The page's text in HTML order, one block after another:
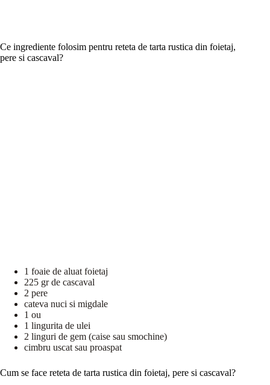
Ce ingrediente folosim pentru reteta de tarta rustica din foietaj,
pere si cascaval?
1 foaie de aluat foietaj
225 gr de cascaval
2 pere
cateva nuci si migdale
1 ou
1 lingurita de ulei
2 linguri de gem (caise sau smochine)
cimbru uscat sau proaspat
Cum se face reteta de tarta rustica din foietaj, pere si cascaval?